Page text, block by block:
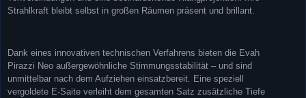
Strahlkraft bleibt selbst in großen Räumen präsent und brillant.
Dank eines innovativen technischen Verfahrens bieten die Evah
Pirazzi Neo außergewöhnliche Stimmungsstabilität – und sind
unmittelbar nach dem Aufziehen einsatzbereit. Eine speziell
vergoldete E-Saite verleiht dem gesamten Satz zusätzliche Tiefe